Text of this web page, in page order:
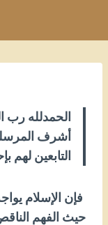
الحمدلله رب
أشرف
التابعين لهم
فإن الإسلام
حيث الفهم